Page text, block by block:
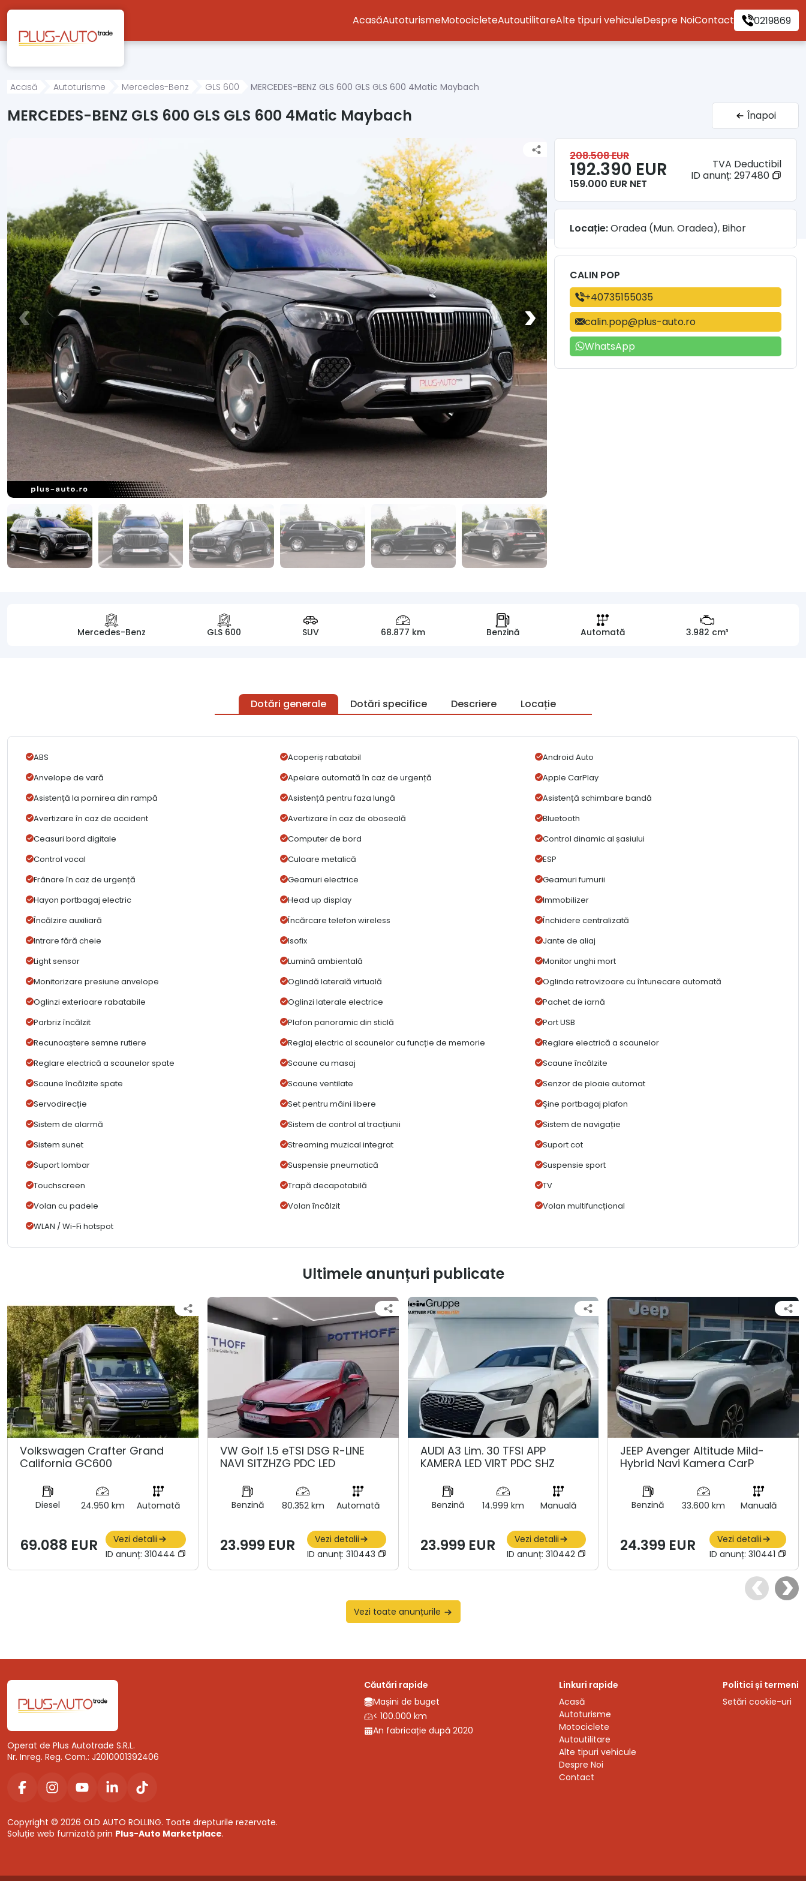
Mergi direct la conținutul principal
AcasăAutoturismeMotocicleteAutoutilitareAlte tipuri vehiculeDespre NoiContact 0219869
Acasă Autoturisme Mercedes-Benz GLS 600 MERCEDES-BENZ GLS 600 GLS GLS 600 4Matic Maybach
MERCEDES-BENZ GLS 600 GLS GLS 600 4Matic Maybach Înapoi
Mercedes-Benz GLS 600 SUV 68.877 km Benzină Automată 3.982 cm³
Dotări generale Dotări specifice Descriere Locație
ABS Acoperiș rabatabil
Android Auto
Anvelope de vară
Apelare automată în caz de urgență
Apple CarPlay
Asistență la pornirea din rampă
Asistență pentru faza lungă
Asistență schimbare bandă
Avertizare în caz de accident
Avertizare în caz de oboseală
Bluetooth
Ceasuri bord digitale
Computer de bord
Control dinamic al șasiului
Control vocal
Culoare metalică
ESP
Frânare în caz de urgență
Geamuri electrice
Geamuri fumurii
Hayon portbagaj electric
Head up display
Immobilizer
Încălzire auxiliară
Încărcare telefon wireless
Închidere centralizată
Intrare fără cheie
Isofix
Jante de aliaj
Light sensor
Lumină ambientală
Monitor unghi mort
Monitorizare presiune anvelope
Oglindă laterală virtuală
Oglinda retrovizoare cu întunecare automată
Oglinzi exterioare rabatabile
Oglinzi laterale electrice
Pachet de iarnă
Parbriz încălzit
Plafon panoramic din sticlă
Port USB
Recunoaștere semne rutiere
Reglaj electric al scaunelor cu funcție de memorie
Reglare electrică a scaunelor
Reglare electrică a scaunelor spate
Scaune cu masaj
Scaune încălzite
Scaune încălzite spate
Scaune ventilate
Senzor de ploaie automat
Servodirecție
Set pentru mâini libere
Şine portbagaj plafon
Sistem de alarmă
Sistem de control al tracțiunii
Sistem de navigație
Sistem sunet
Streaming muzical integrat
Suport cot
Suport lombar
Suspensie pneumatică
Suspensie sport
Touchscreen
Trapă decapotabilă
TV
Volan cu padele
Volan încălzit
Volan multifuncțional
WLAN / Wi-Fi hotspot
208.508 EUR
192.390 EUR
159.000 EUR NET
TVA Deductibil
ID anunț: 297480
Locație:Oradea (Mun. Oradea), Bihor
CALIN POP
+40735155035
calin.pop@plus-auto.ro
WhatsApp
Ultimele anunțuri publicate
Volkswagen Crafter Grand
California GC600
Diesel 24.950 km Automată
69.088 EUR
Vezi detalii
ID anunț: 310444
VW Golf 1.5 eTSI DSG R-LINE
NAVI SITZHZG PDC LED
Benzină 80.352 km Automată
23.999 EUR
Vezi detalii
ID anunț: 310443
AUDI A3 Lim. 30 TFSI APP
KAMERA LED VIRT PDC SHZ
Benzină 14.999 km Manuală
23.999 EUR
Vezi detalii
ID anunț:310442
JEEP Avenger Altitude Mild-
Hybrid Navi Kamera CarP
Benzină 33.600 km Manuală
24.399 EUR
Vezi detalii
ID anunț: 310441
Vezi toate anunțurile
Operat de Plus Autotrade S.R.L.
Nr. Inreg. Reg. Com.: J2010001392406
Copyright © 2026 OLD AUTO ROLLING. Toate drepturile rezervate.
Soluție web furnizată prin Plus-Auto Marketplace.
Căutări rapide
Mașini de buget
< 100.000 km
An fabricație după 2020
Linkuri rapide
Acasă
Autoturisme
Motociclete
Autoutilitare
Alte tipuri vehicule
Despre Noi
Contact
Politici și termeni
Setări cookie-uri